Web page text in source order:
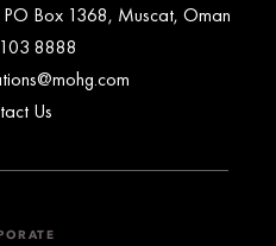
Box 1368, Muscat, Oman
8888
Us